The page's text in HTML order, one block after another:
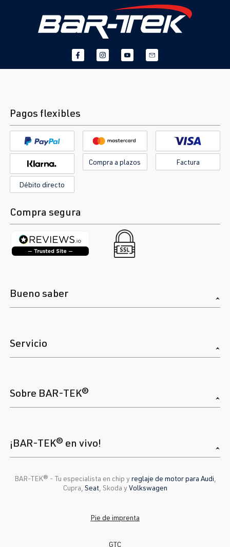
Pagos flexibles
Compra a plazos Factura
Débito directo
Compra segura
Bueno saber
Servicio
Sobre BAR-TEK®
¡BAR-TEK® en vivo!
BAR-TEK®️ - Tu especialista en chip yreglaje de motor para Audi
Cupra, Seat, Skoda yVolkswagen
Pie de imprenta
GTC